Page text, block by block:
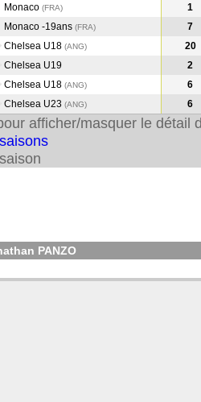
Monaco (FRA)
1
Monaco -19ans (FRA)
7
Chelsea U18 (ANG)
20
Chelsea U19
2
Chelsea U18 (ANG)
6
Chelsea U23 (ANG) 6
afficher/masquer le détail
PANZO